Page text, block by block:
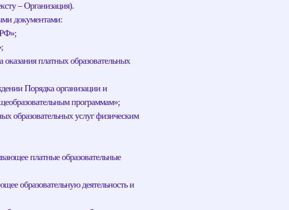
– Организация).
документами:
платных образовательных
Порядка организации и
программам»;
образовательных услуг физическим
платные образовательные
образовательную деятельность и